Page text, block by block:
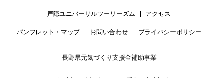
戸隠ユニバーサルツーリーズム アクセス
パンフレット・マップ お問い合わせ プライバシーポリシー
長野県元気づくり支援金補助事業